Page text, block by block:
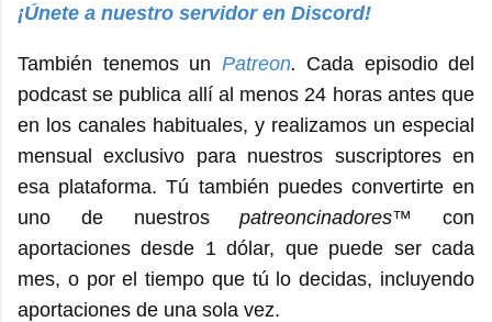
¡Únete a nuestro servidor en Discord!
También tenemos un Patreon. Cada episodio del
podcast se publica allí al menos 24 horas antes que
en los canales habituales, y realizamos un especial
mensual exclusivo para nuestros suscriptores en
esa plataforma. Tú también puedes convertirte en
uno de nuestrospatreoncinadores™ con
aportaciones desde 1 dólar, que puede ser cada
mes, o por el tiempo que tú lo decidas, incluyendo
aportaciones de una sola vez.